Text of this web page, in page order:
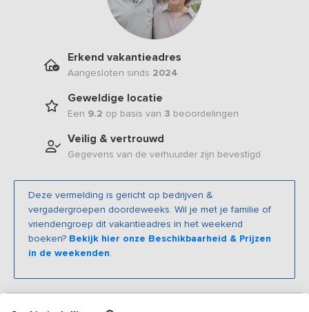
Erkend vakantieadres
Aangesloten sinds 2024
Geweldige locatie
Een 9.2 op basis van 3 beoordelingen
Veilig & vertrouwd
Gegevens van de verhuurder zijn bevestigd
Deze vermelding is gericht op bedrijven &
vergadergroepen doordeweeks. Wil je met je familie of
vriendengroep dit vakantieadres in het weekend
boeken? Bekijk hier onze Beschikbaarheid & Prijzen
in de weekenden.